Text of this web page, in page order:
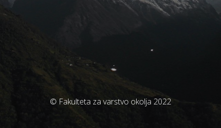
© Fakulteta za varstvo okolja 2022